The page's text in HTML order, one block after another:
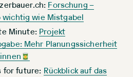
Forschung –
wichtig wie Mistgabel
Minute: Projekt
Mehr Planungssicherheit
for future: Rückblick auf das